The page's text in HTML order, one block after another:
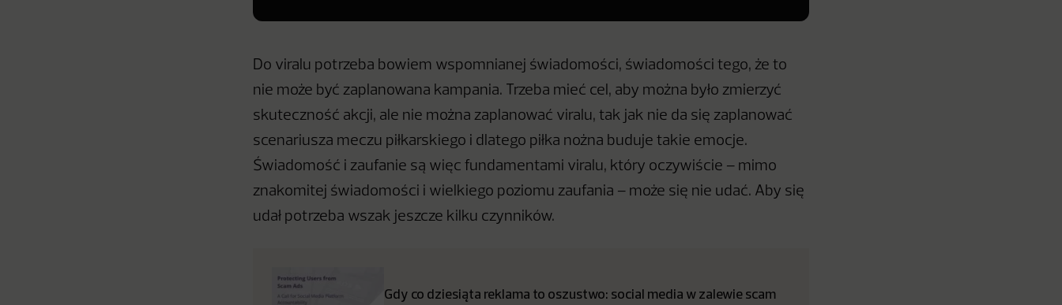
Do viralu potrzeba bowiem wspomnianej świadomości, świadomości tego, że to
nie może być zaplanowana kampania. Trzeba mieć cel, aby można było zmierzyć
skuteczność akcji, ale nie można zaplanować viralu, tak jak nie da się zaplanować
scenariusza meczu piłkarskiego i dlatego piłka nożna buduje takie emocje.
Świadomość i zaufanie są więc fundamentami viralu, który oczywiście – mimo
znakomitej świadomości i wielkiego poziomu zaufania – może się nie udać. Aby się
udał potrzeba wszak jeszcze kilku czynników.
Gdy co dziesiąta reklama to oszustwo: social media w zalewie scam